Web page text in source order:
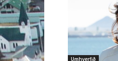
Umhverfið